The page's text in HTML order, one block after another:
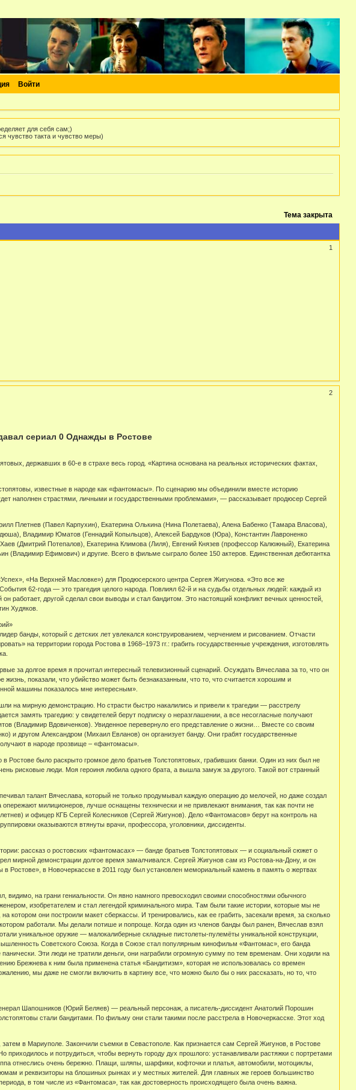
Войти
для себя сам;)
чувство такта и чувство меры)
Тема закрыта
1
2
сериал 0 Однажды в Ростове
державших в 60-е в страхе весь город. «Картина основана на реальных исторических фактах,
известные в народе как «фантомасы». По сценарию мы объединили вместе историю
наполнен страстями, личными и государственными проблемами», — рассказывает продюсер Сергей
Плетнев (Павел Карпухин), Екатерина Олькина (Нина Полетаева), Алена Бабенко (Тамара Власова),
Владимир Юматов (Геннадий Копыльцов), Алексей Бардуков (Юра), Константин Лавроненко
(Дмитрий Потепалов), Екатерина Климова (Лиля), Евгений Князев (профессор Калюжный), Екатерина
Ефимович) и другие. Всего в фильме сыграло более 150 актеров. Единственная дебютантка
«На Верхней Масловке») для Продюсерского центра Сергея Жигунова. «Это все же
62-года — это трагедия целого народа. Повлиял 62-й и на судьбы отдельных людей: каждый из
работает, другой сделал свои выводы и стал бандитом. Это настоящий конфликт вечных ценностей,
Худяков.
банды, который с детских лет увлекался конструированием, черчением и рисованием. Отчасти
на территории города Ростова в 1968–1973 гг.: грабить государственные учреждения, изготовлять
за долгое время я прочитал интересный телевизионный сценарий. Осуждать Вячеслава за то, что он
жизнь, показали, что убийство может быть безнаказанным, что то, что считается хорошим и
машины показалось мне интересным».
на мирную демонстрацию. Но страсти быстро накалились и привели к трагедии — расстрелу
замять трагедию: у свидетелей берут подписку о неразглашении, а все несогласные получают
(Владимир Вдовиченков). Увиденное перевернуло его представление о жизни… Вместе со своим
другом Александром (Михаил Евланов) он организует банду. Они грабят государственные
в народе прозвище – «фантомасы».
Ростове было раскрыто громкое дело братьев Толстопятовых, грабивших банки. Один из них был не
рисковые люди. Моя героиня любила одного брата, а вышла замуж за другого. Такой вот странный
талант Вячеслава, который не только продумывал каждую операцию до мелочей, но даже создал
милиционеров, лучше оснащены технически и не привлекают внимания, так как почти не
и офицер КГБ Сергей Колесников (Сергей Жигунов). Дело «Фантомасов» берут на контроль на
оказываются втянуты врачи, профессора, уголовники, диссиденты.
рассказ о ростовских «фантомасах» — банде братьев Толстопятовых — и социальный сюжет о
мирной демонстрации долгое время замалчивался. Сергей Жигунов сам из Ростова-на-Дону, и он
Ростове», в Новочеркасске в 2011 году был установлен мемориальный камень в память о жертвах
на грани гениальности. Он явно намного превосходил своими способностями обычного
изобретателем и стал легендой криминального мира. Там были такие истории, которые мы не
они построили макет сберкассы. И тренировались, как ее грабить, засекали время, за сколько
работали. Мы делали потише и попроще. Когда один из членов банды был ранен, Вячеслав взял
уникальное оружие — малокалиберные складные пистолеты-пулемёты уникальной конструкции,
Советского Союза. Когда в Союзе стал популярным кинофильм «Фантомас», его банда
Эти люди не тратили деньги, они награбили огромную сумму по тем временам. Они ходили на
Брежнева к ним была применена статья «Бандитизм», которая не использовалась со времен
мы даже не смогли включить в картину все, что можно было бы о них рассказать, но то, что
Шапошников (Юрий Беляев) — реальный персонаж, а писатель-диссидент Анатолий Порошин
стали бандитами. По фильму они стали такими после расстрела в Новочеркасске. Этот ход
в Мариуполе. Закончили съемки в Севастополе. Как признается сам Сергей Жигунов, в Ростове
и потрудиться, чтобы вернуть городу дух прошлого: устанавливали растяжки с портретами
отнеслись очень бережно. Плащи, шляпы, шарфики, кофточки и платья, автомобили, мотоциклы,
и реквизиторы на блошиных рынках и у местных жителей. Для главных же героев большинство
в том числе из «Фантомаса», так как достоверность происходящего была очень важна.